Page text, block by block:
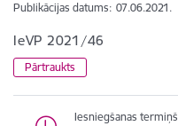
Publikācijas datums: 07.06.2021.
IeVP 2021/46
Pārtraukts
Iesniegšanas termiņš